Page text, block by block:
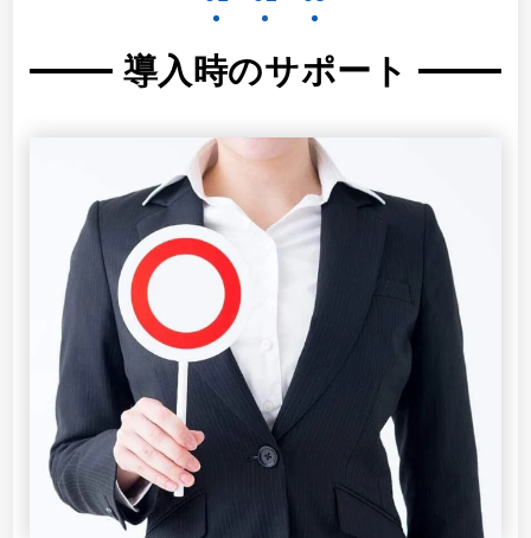
導入時のサポート